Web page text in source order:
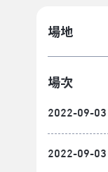
場地
場次
2022-09-
2022-09-